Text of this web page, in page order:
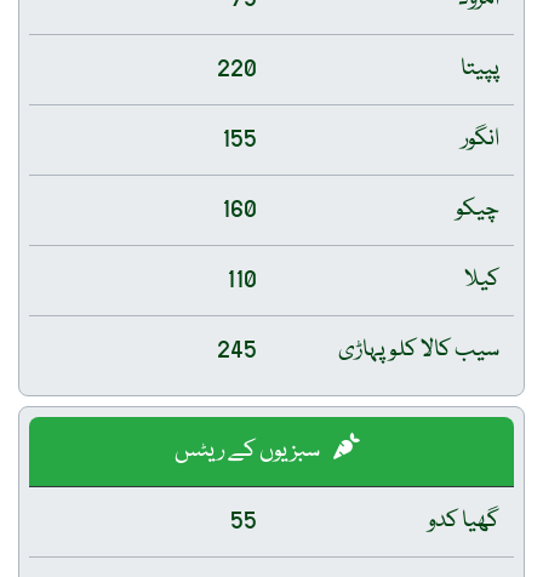
پپیتا
220
انگور
155
چیکو
160
کیلا
110
سیب کالا کلو پہاڑی
245
سبزیوں کے ریٹس
گھیا کدو
55